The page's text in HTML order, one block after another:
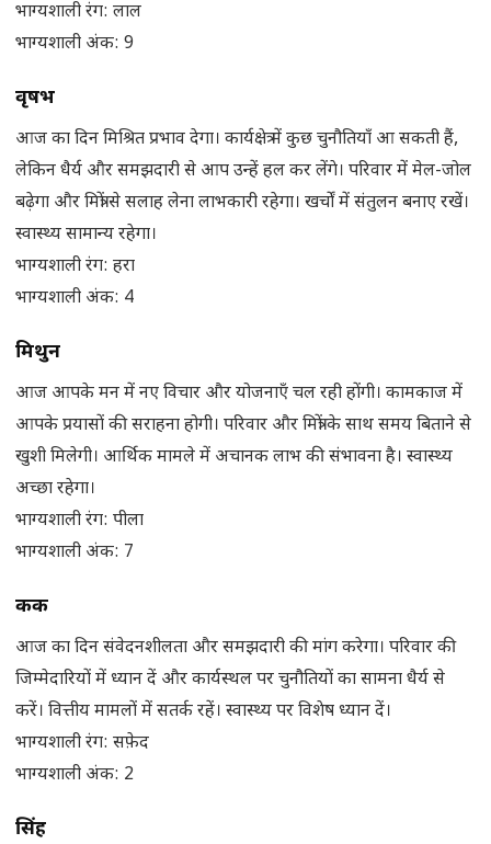
भाग्यशाली रंग: लाल
भाग्यशाली अंक: 9
वृषभ
आज का दिन मिश्रित प्रभाव देगा। कार्यक्षेत्र में कुछ चुनौतियाँ आ सकती हैं,
लेकिन धैर्य और समझदारी से आप उन्हें हल कर लेंगे। परिवार में मेल-जोल
बढ़ेगा और मित्रों से सलाह लेना लाभकारी रहेगा। खर्चों में संतुलन बनाए रखें।
स्वास्थ्य सामान्य रहेगा।
भाग्यशाली रंग: हरा
भाग्यशाली अंक: 4
मिथुन
आज आपके मन में नए विचार और योजनाएँ चल रही होंगी। कामकाज में
आपके प्रयासों की सराहना होगी। परिवार और मित्रों के साथ समय बिताने से
खुशी मिलेगी। आर्थिक मामले में अचानक लाभ की संभावना है। स्वास्थ्य
अच्छा रहेगा।
भाग्यशाली रंग: पीला
भाग्यशाली अंक: 7
कर्क
आज का दिन संवेदनशीलता और समझदारी की मांग करेगा। परिवार की
जिम्मेदारियों में ध्यान दें और कार्यस्थल पर चुनौतियों का सामना धैर्य से
करें। वित्तीय मामलों में सतर्क रहें। स्वास्थ्य पर विशेष ध्यान दें।
भाग्यशाली रंग: सफ़ेद
भाग्यशाली अंक: 2
सिंह